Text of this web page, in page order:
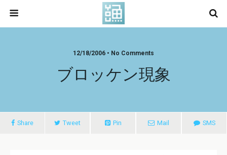
12/18/2006 • No Comments
ブロッケン現象
Share Tweet Pin Mail SMS